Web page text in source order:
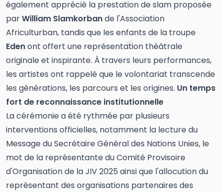
également apprécié la prestation de slam proposée
parWilliam Slamkorbande l'Association
Africulturban, tandis que les enfants de la troupe
Edenont offert une représentation théâtrale
originale et inspirante. À travers leurs performances,
les artistes ont rappelé que le volontariat transcende
les générations, les parcours et les origines. Un temps
fort de reconnaissance institutionnelle
La cérémonie a été rythmée par plusieurs
interventions officielles, notamment la lecture du
Message du Secrétaire Général des Nations Unies, le
mot de la représentante du Comité Provisoire
d'Organisation de la JIV 2025 ainsi que l'allocution du
représentant des organisations partenaires des